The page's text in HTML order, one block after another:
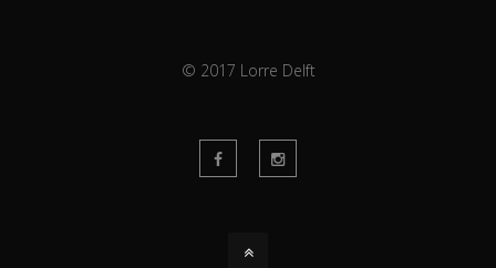
© 2017 Lorre Delft